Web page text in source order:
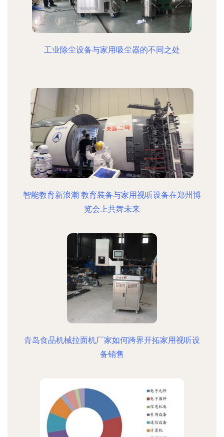
工业除尘设备与家用吸尘器的不同之处
智能教育新浪潮 教育装备与家用视听设备在郑州博
览会上共舞未来
青岛食品机械拉面机厂家如何跨界开拓家用视听设
备销售